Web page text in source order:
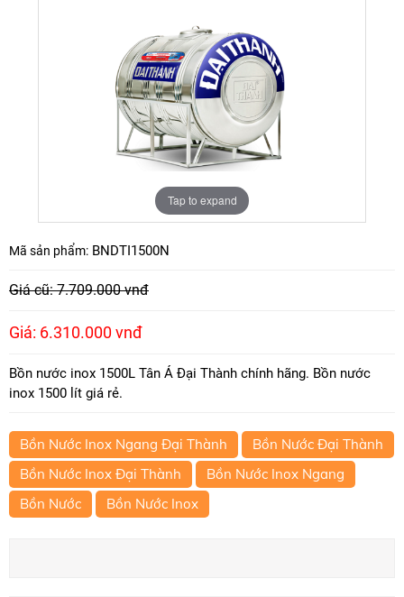
Tap to expand
Mã sản phẩm: BNDTI1500N
Giá cũ: 7.709.000 vnđ
Giá: 6.310.000 vnđ
Bồn nước inox 1500L Tân Á Đại Thành chính hãng. Bồn nước
inox 1500 lít giá rẻ.
Bồn Nước Inox Ngang Đại Thành
Bồn Nước Đại Thành
Bồn Nước Inox Đại Thành
Bồn Nước Inox Ngang
Bồn Nước
Bồn Nước Inox